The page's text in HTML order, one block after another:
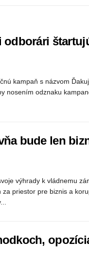
odborári
kampaň s názvom
nosením odznaku
bude len
výhrady k vládnemu
priestor pre biznis a